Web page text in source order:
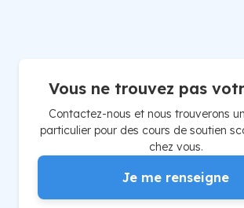
Vous ne trouvez pas
Contactez-nous et nous trouverons
particulier pour des cours de soutien
chez vous.
Je me renseigne